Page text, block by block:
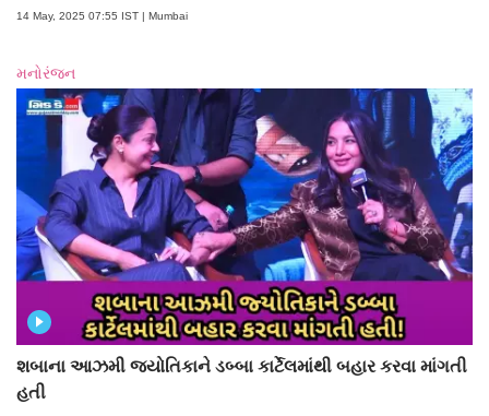
14 May, 2025 07:55 IST | Mumbai
મનોરંજન
શબાના આઝમી જ્યોતિકાને ડબ્બા કાર્ટેલમાંથી બહાર કરવા માંગતી
હતી